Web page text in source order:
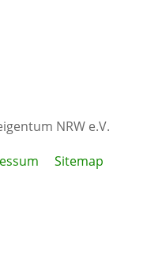
NRW e.V.
Sitemap